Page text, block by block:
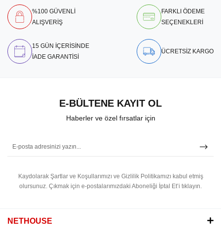
%100 GÜVENLİ
ALIŞVERİŞ
FARKLI ÖDEME
SEÇENEKLERİ
15 GÜN İÇERİSİNDE
İADE GARANTİSİ
ÜCRETSİZ KARGO
E-BÜLTENE KAYIT OL
Haberler ve özel fırsatlar için
Kaydolarak Şartlar ve Koşullarımızı ve Gizlilik Politikamızı kabul etmiş
olursunuz. Çıkmak için e-postalarımızdaki Aboneliği İptal Et’i tıklayın.
NETHOUSE